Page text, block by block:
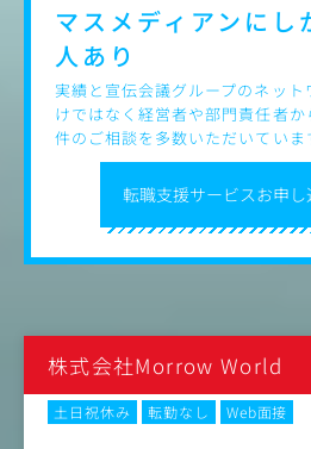
ながら施策を進めています。
マネージャー候補として、各施策
く、チームや外部パートナーを巻
ィング全体の成果最大化を担って
・イングリード / タビケン留学の
・各チャネルの成果分析、投資判
・ターゲット、訴求、クリエイテ
・広告代理店、制作会社、インフ
・営業チームや経営陣と連携した
求改善
・AIツールを活用したレポート作
案、業務効率化
・経営陣への施策提案、効果報告
転職支援サービスお申し
マスメディアンにし
人あり
実績と宣伝会議グループのネット
けではなく経営者や部門責任者
件のご相談を多数いただいていま
株式会社Morrow World
土日祝休み 転勤なし
Web面接